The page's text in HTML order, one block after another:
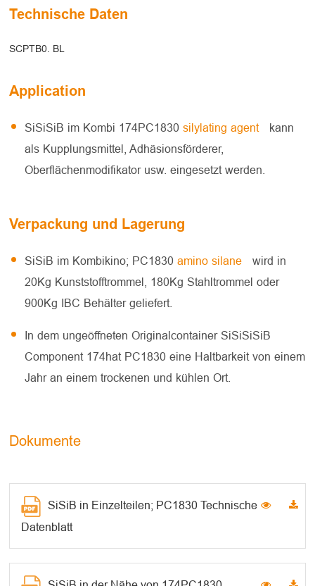
Technische Daten
SCPTB0. BL
Application
SiSiSiB im Kombi 174PC1830silylating agent
kann
als Kupplungsmittel, Adhäsionsförderer,
Oberflächenmodifikator usw. eingesetzt werden.
Verpackung und Lagerung
SiSiB im Kombikino; PC1830amino silane
wird in
20Kg Kunststofftrommel, 180Kg Stahltrommel oder
900Kg IBC Behälter geliefert.
In dem ungeöffneten Originalcontainer SiSiSiSiB
Component 174hat PC1830 eine Haltbarkeit von einem
Jahr an einem trockenen und kühlen Ort.
Dokumente
SiSiB in Einzelteilen; PC1830 Technische
Datenblatt